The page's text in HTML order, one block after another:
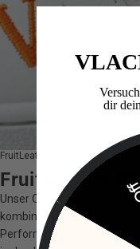
FruitLeather Blend
FruitLeather
Unser Obermaterial auf
kombiniert Natürlichkeit mit
Performance. Robust,
dir